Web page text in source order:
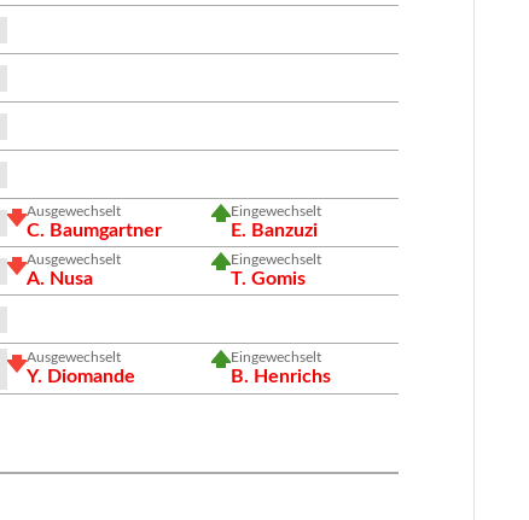
Ausgewechselt
C. Baumgartner
Eingewechselt
E. Banzuzi
Ausgewechselt
A. Nusa
Eingewechselt
T. Gomis
Ausgewechselt
Y. Diomande
Eingewechselt
B. Henrichs